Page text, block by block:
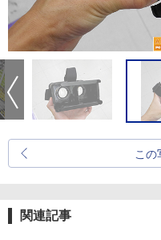
この
関連記事